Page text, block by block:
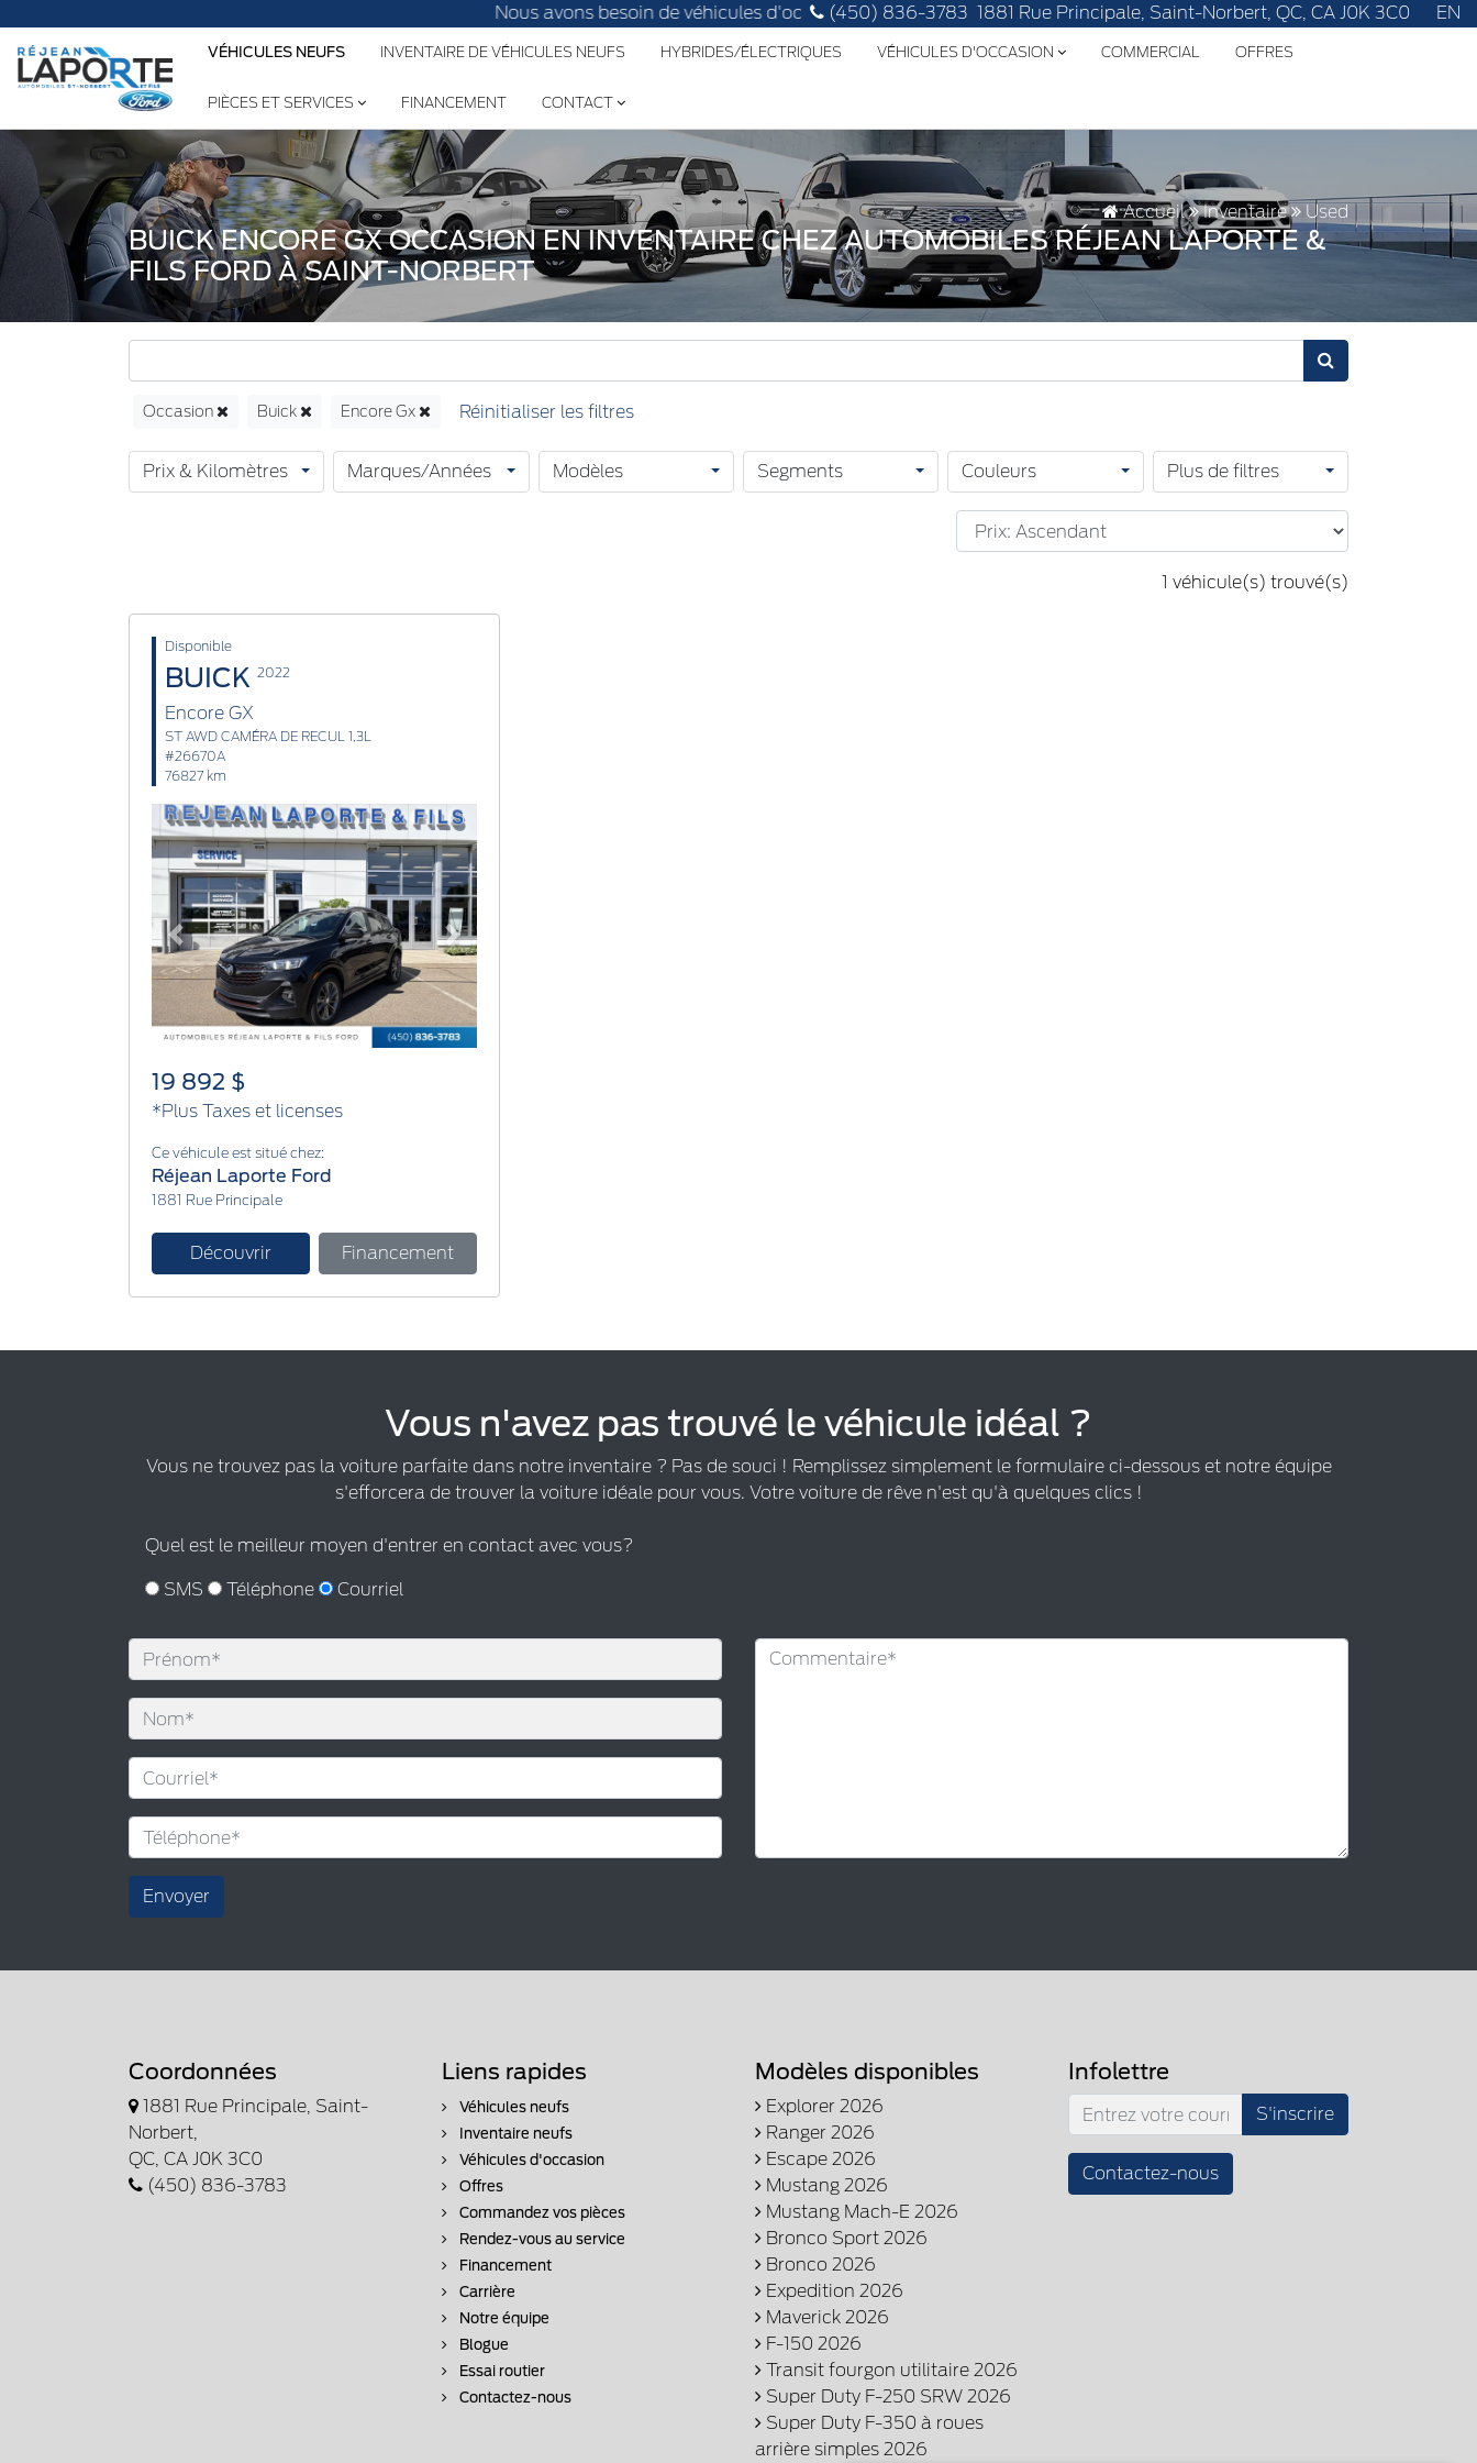
Nous avons besoin de véhicules d'occasion, faites évaluer le vôtre!
(450) 836-3783 1881 Rue Principale, Saint-Norbert, QC, CA J0K 3C0 EN
VÉHICULES NEUFS INVENTAIRE DE VÉHICULES NEUFS HYBRIDES/ÉLECTRIQUES VÉHICULES D'OCCASION COMMERCIAL OFFRES
PIÈCES ET SERVICES FINANCEMENT CONTACT
Accueil Inventaire Used
BUICK ENCORE GX OCCASION EN INVENTAIRE CHEZ AUTOMOBILES RÉJEAN LAPORTE &
FILS FORD À SAINT-NORBERT
Occasion Buick Encore Gx
Prix & Kilomètres Marques/Années Modèles Segments Couleurs Plus de filtres
1 véhicule(s) trouvé(s)
Disponible
BUICK 2022
Encore GX
ST AWD CAMÉRA DE RECUL 1,3L
#26670A
76827 km
Previous Next
19 892 $
*Plus Taxes et licenses
Ce véhicule est situé chez:
Réjean Laporte Ford
1881 Rue Principale
Découvrir Financement
Vous n'avez pas trouvé le véhicule idéal ?
Vous ne trouvez pas la voiture parfaite dans notre inventaire ? Pas de souci ! Remplissez simplement le formulaire ci-dessous et notre équipe
s'efforcera de trouver la voiture idéale pour vous. Votre voiture de rêve n'est qu'à quelques clics !
Quel est le meilleur moyen d'entrer en contact avec vous?
SMS Téléphone Courriel
Envoyer
Coordonnées
1881 Rue Principale, Saint-
Norbert,
QC, CA J0K 3C0
(450) 836-3783
Liens rapides
Véhicules neufs
Inventaire neufs
Véhicules d'occasion
Offres
Commandez vos pièces
Rendez-vous au service
Financement
Carrière
Notre équipe
Blogue
Essai routier
Contactez-nous
Modèles disponibles
Explorer 2026
Ranger 2026
Escape 2026
Mustang 2026
Mustang Mach-E 2026
Bronco Sport 2026
Bronco 2026
Expedition 2026
Maverick 2026
F-150 2026
Transit fourgon utilitaire 2026
Super Duty F-250 SRW 2026
Super Duty F-350 à roues
arrière simples 2026
Infolettre
S'inscrire
Contactez-nous